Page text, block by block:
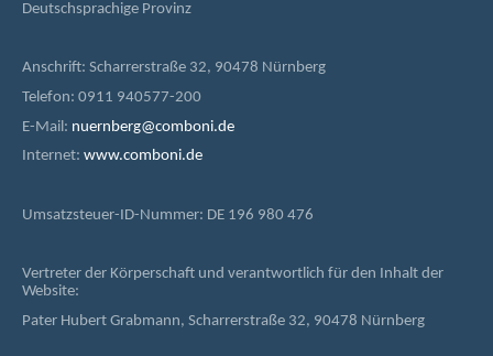
Deutschsprachige Provinz
Anschrift: Scharrerstraße 32, 90478 Nürnberg
Telefon: 0911 940577-200
E-Mail: nuernberg@comboni.de
Internet: www.comboni.de
Umsatzsteuer-ID-Nummer: DE 196 980 476
Vertreter der Körperschaft und verantwortlich für den Inhalt der
Website:
Pater Hubert Grabmann, Scharrerstraße 32, 90478 Nürnberg